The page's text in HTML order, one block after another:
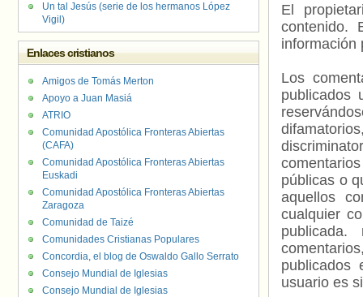
El
contenido.
información
Los
publicados
públicas o
aquellos
cualquier
usuario es
Un tal Jesús (serie de los hermanos López
Vigil)
Enlaces cristianos
Amigos de Tomás Merton
Apoyo a Juan Masiá
ATRIO
Comunidad Apostólica Fronteras Abiertas
(CAFA)
Comunidad Apostólica Fronteras Abiertas
Euskadi
Comunidad Apostólica Fronteras Abiertas
Zaragoza
Comunidad de Taizé
Comunidades Cristianas Populares
Concordia, el blog de Oswaldo Gallo Serrato
Consejo Mundial de Iglesias
Consejo Mundial de Iglesias